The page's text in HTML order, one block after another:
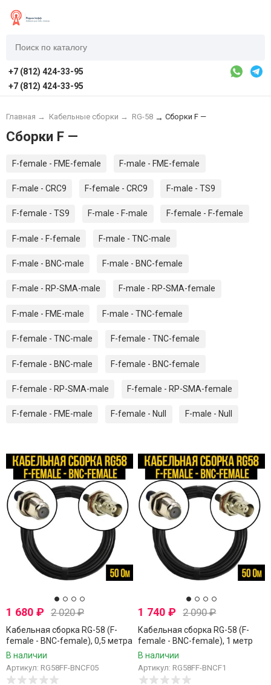
+7 (812) 424-33-95
+7 (812) 424-33-95
Главная → Кабельные сборки → RG-58 → Сборки F —
Сборки F —
F-female - FME-female F-male - FME-female
F-male - CRC9 F-female - CRC9 F-male - TS9
F-female - TS9 F-male - F-male F-female - F-female
F-male - F-female F-male - TNC-male
F-male - BNC-male F-male - BNC-female
F-male - RP-SMA-male F-male - RP-SMA-female
F-male - FME-male F-male - TNC-female
F-female - TNC-male F-female - TNC-female
F-female - BNC-male F-female - BNC-female
F-female - RP-SMA-male F-female - RP-SMA-female
F-female - FME-male F-female - Null F-male - Null
1 680 ₽ 2 020₽
Кабельная сборка RG-58 (F-
female - BNC-female), 0,5 метра
В наличии
Артикул: RG58FF-BNCF05
1 740₽ 2 090₽
Кабельная сборка RG-58 (F-
female - BNC-female), 1 метр
В наличии
Артикул: RG58FF-BNCF1